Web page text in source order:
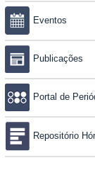
Eventos
Publicações
Portal de
Repositório